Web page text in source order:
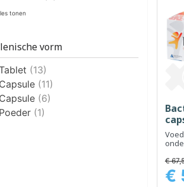
tonen
vorm
(13)
Capsule (11)
Capsule (6)
Poeder (1)
Prijs
€
€